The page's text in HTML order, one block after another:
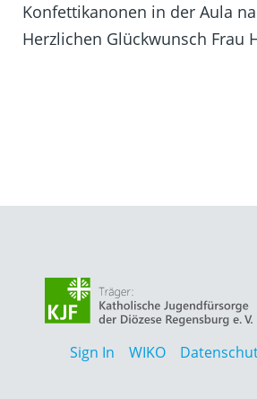
Konfettikanonen in der Aula
Herzlichen Glückwunsch Frau
WIKO
Sign In